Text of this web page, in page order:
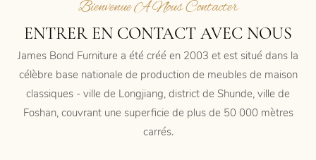
Bienvenue À Nous Contacter
ENTRER EN CONTACT AVEC NOUS
James Bond Furniture a été créé en 2003 et est situé dans la
célèbre base nationale de production de meubles de maison
classiques - ville de Longjiang, district de Shunde, ville de
Foshan, couvrant une superficie de plus de 50 000 mètres
carrés.